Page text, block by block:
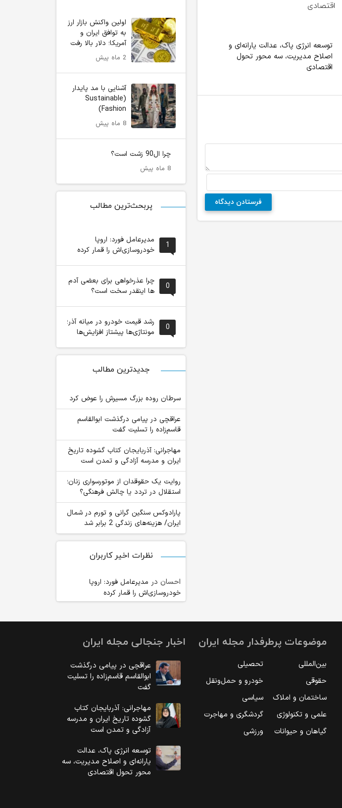
توسعه انرژی پاک، عدالت یارانه‌ای و
اصلاح مدیریت، سه محور تحول
اقتصادی
قالیباف: انتشار اخبار جعلی توسط ترامپ
یک استراتژی شکست خورده است
«کشمیری»؛ وقتی
اولین واکنش بازار ارز
به توافق ایران و
آمریکا؛ دلار بالا رفت
2 ماه پیش
آشنایی با مد پایدار
(Sustainable
Fashion)
8 ماه پیش
چرا ال90 زشت است؟
8 ماه پیش
پربحث‌ترین مطالب
1
مدیرعامل فورد: اروپا
خودروسازی‌اش را قمار کرده
0
چرا عذرخواهی برای بعضی آدم
ها اینقدر سخت است؟
0
رشد قیمت خودرو در میانه آذر؛
مونتاژی‌ها پیشتاز افزایش‌ها
جدیدترین مطالب
سرطان روده بزرگ مسیرش را عوض کرد
عراقچی در پیامی درگذشت ابوالقاسم
قاسم‌زاده را تسلیت گفت
مهاجرانی: آذربایجان کتاب گشوده تاریخ
ایران و مدرسه آزادگی و تمدن است
روایت یک حقوقدان از موتورسواری زنان؛
استقلال در تردد یا چالش فرهنگی؟
پارادوکس سنگین گرانی و تورم در شمال
ایران/ هزینه‌های زندگی 2 برابر ‌شد
نظرات اخیر کاربران
احسان در مدیرعامل فورد: اروپا
خودروسازی‌اش را قمار کرده
موضوعات پرطرفدار مجله ایران
بین‌المللی
تحصیلی
حقوقی
خودرو و حمل‌و‌نقل
ساختمان و املاک
سیاسی
علمی و تکنولوژی
گردشگری و مهاجرت
گیاهان و حیوانات
ورزشی
اخبار جنجالی مجله ایران
عراقچی در پیامی درگذشت
ابوالقاسم قاسم‌زاده را تسلیت
گفت
مهاجرانی: آذربایجان کتاب
گشوده تاریخ ایران و مدرسه
آزادگی و تمدن است
توسعه انرژی پاک، عدالت
یارانه‌ای و اصلاح مدیریت، سه
محور تحول اقتصادی